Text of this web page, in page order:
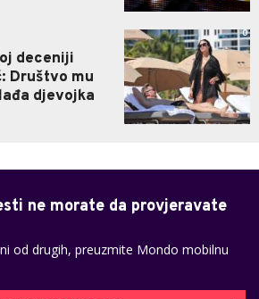
deceniji
Društvo mu
djevojka
0
ne morate da provjeravate
od drugih, preuzmite Mondo mobilnu